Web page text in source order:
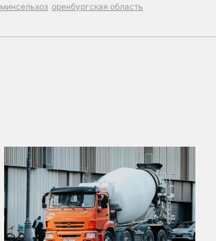
минсельхоз оренбургская область